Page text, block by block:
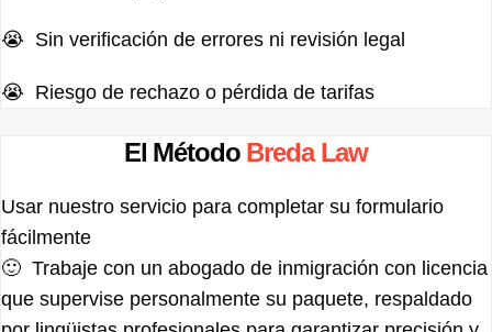
😭 Sin verificación de errores ni revisión legal
😭 Riesgo de rechazo o pérdida de tarifas
El Método Breda Law
Usar nuestro servicio para completar su formulario
fácilmente
🙂 Trabaje con un abogado de inmigración con licencia
que supervise personalmente su paquete, respaldado